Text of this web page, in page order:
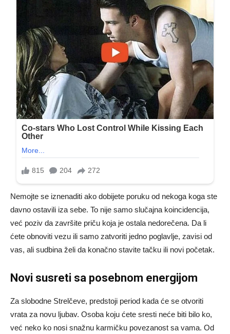
Nemojte se iznenaditi ako dobijete poruku od nekoga koga ste
davno ostavili iza sebe. To nije samo slučajna koincidencija,
već poziv da završite priču koja je ostala nedorečena. Da li
ćete obnoviti vezu ili samo zatvoriti jedno poglavlje, zavisi od
vas, ali sudbina želi da konačno stavite tačku ili novi početak.
Novi susreti sa posebnom energijom
Za slobodne Strelčeve, predstoji period kada će se otvoriti
vrata za novu ljubav. Osoba koju ćete sresti neće biti bilo ko,
već neko ko nosi snažnu karmičku povezanost sa vama. Od